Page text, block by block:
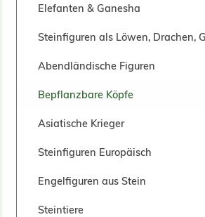
Elefanten & Ganesha
Steinfiguren als Löwen, Drachen,
Abendländische Figuren
Bepflanzbare Köpfe
Asiatische Krieger
Steinfiguren Europäisch
Engelfiguren aus Stein
Steintiere